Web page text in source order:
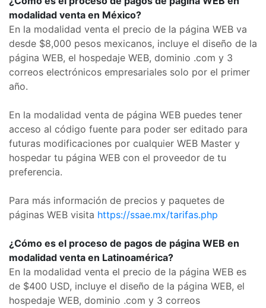
modalidad venta en México?
En la modalidad venta el precio de la página WEB va
desde $8,000 pesos mexicanos, incluye el diseño de la
página WEB, el hospedaje WEB, dominio .com y 3
correos electrónicos empresariales solo por el primer
año.
En la modalidad venta de página WEB puedes tener
acceso al código fuente para poder ser editado para
futuras modificaciones por cualquier WEB Master y
hospedar tu página WEB con el proveedor de tu
preferencia.
Para más información de precios y paquetes de
páginas WEB visita https://ssae.mx/tarifas.php
¿Cómo es el proceso de pagos de página WEB en
modalidad venta en Latinoamérica?
En la modalidad venta el precio de la página WEB es
de $400 USD, incluye el diseño de la página WEB, el
hospedaje WEB, dominio .com y 3 correos